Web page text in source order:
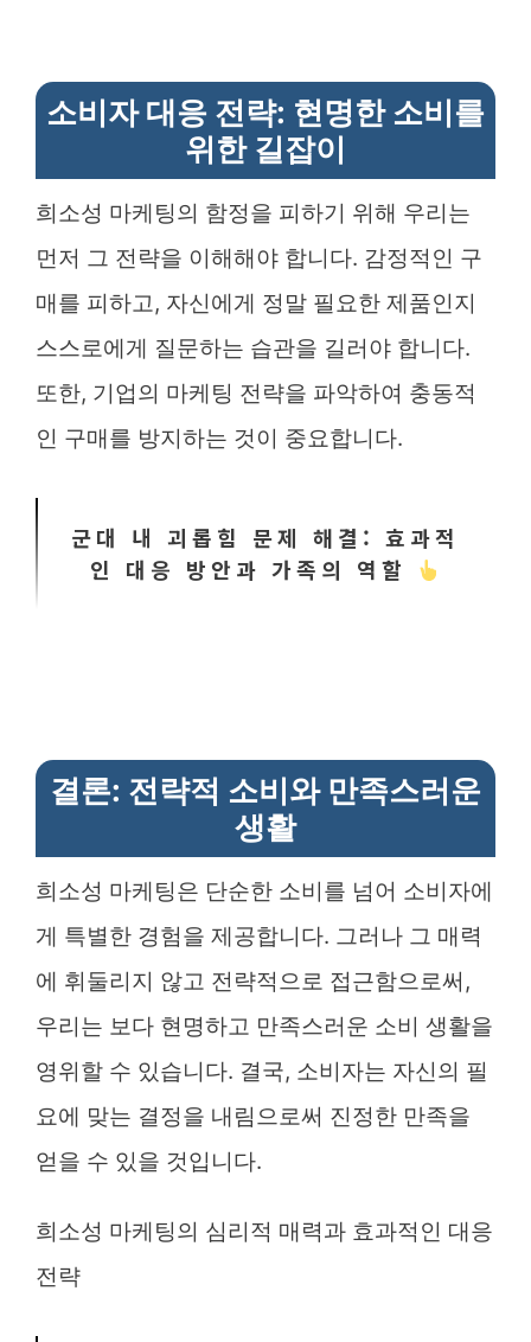
소비자 대응 전략: 현명한 소비를
위한 길잡이
희소성 마케팅의 함정을 피하기 위해 우리는
먼저 그 전략을 이해해야 합니다. 감정적인 구
매를 피하고, 자신에게 정말 필요한 제품인지
스스로에게 질문하는 습관을 길러야 합니다.
또한, 기업의 마케팅 전략을 파악하여 충동적
인 구매를 방지하는 것이 중요합니다.
군대 내 괴롭힘 문제 해결: 효과적
인 대응 방안과 가족의 역할
결론: 전략적 소비와 만족스러운
생활
희소성 마케팅은 단순한 소비를 넘어 소비자에
게 특별한 경험을 제공합니다. 그러나 그 매력
에 휘둘리지 않고 전략적으로 접근함으로써,
우리는 보다 현명하고 만족스러운 소비 생활을
영위할 수 있습니다. 결국, 소비자는 자신의 필
요에 맞는 결정을 내림으로써 진정한 만족을
얻을 수 있을 것입니다.
희소성 마케팅의 심리적 매력과 효과적인 대응
전략